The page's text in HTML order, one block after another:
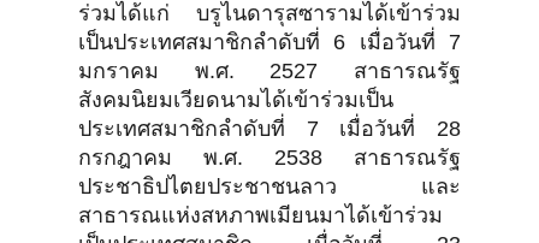
ร่วมได้แก่ บรูไนดารุสซารามได้เข้าร่วม
เป็นประเทศสมาชิกลำดับที่ 6 เมื่อวันที่ 7
มกราคม พ.ศ. 2527 สาธารณรัฐ
สังคมนิยมเวียดนามได้เข้าร่วมเป็น
ประเทศสมาชิกลำดับที่ 7 เมื่อวันที่ 28
กรกฎาคม พ.ศ. 2538 สาธารณรัฐ
ประชาธิปไตยประชาชนลาว และ
สาธารณแห่งสหภาพเมียนมาได้เข้าร่วม